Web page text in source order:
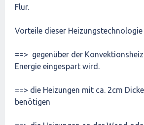
Flur.
Vorteile dieser
==> gegenüber der
Energie eingespart wird.
==> die Heizungen mit ca. 2cm
benötigen